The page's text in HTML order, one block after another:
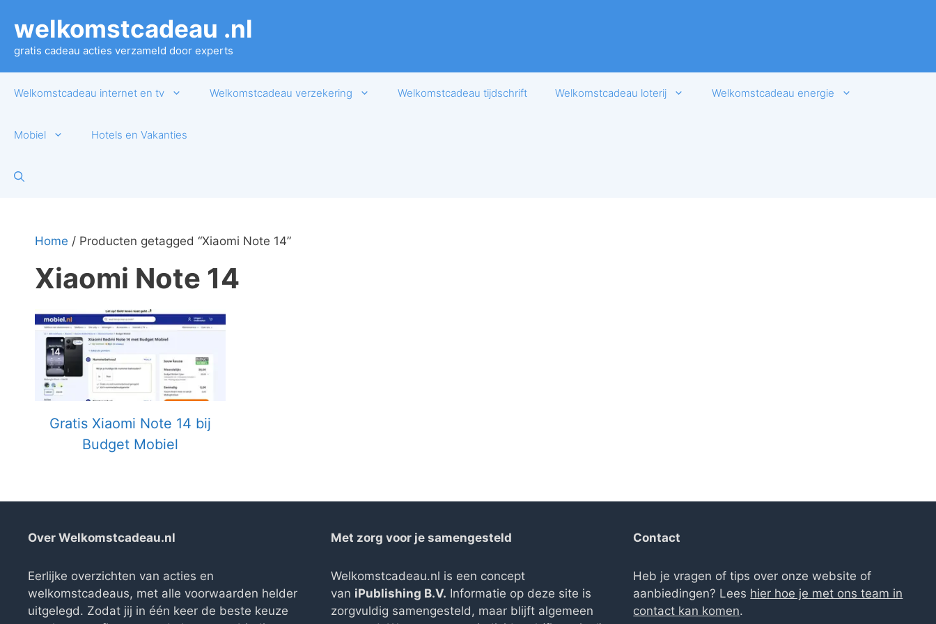
naar
inhoud
welkomstcadeau .nl
gratis cadeau acties verzameld door experts
Welkomstcadeau internet en tv Welkomstcadeau verzekering Welkomstcadeau tijdschrift Welkomstcadeau loterij Welkomstcadeau energie
Mobiel Hotels en Vakanties
Home / Producten getagged “Xiaomi Note 14”
Xiaomi Note 14
Gratis Xiaomi Note 14 bij
Budget Mobiel
Over Welkomstcadeau.nl
Eerlijke overzichten van acties en
welkomstcadeaus, met alle voorwaarden helder
uitgelegd. Zodat jij in één keer de beste keuze
Met zorg voor je samengesteld
Welkomstcadeau.nl is een concept
van iPublishing B.V. Informatie op deze site is
zorgvuldig samengesteld, maar blijft algemeen
Contact
Heb je vragen of tips over onze website of
aanbiedingen? Lees hier hoe je met ons team in
contact kan komen.